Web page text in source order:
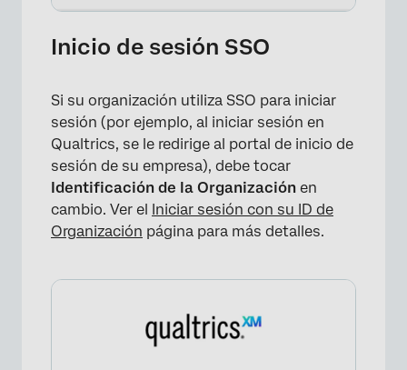
Inicio de sesión SSO
Si su organización utiliza SSO para iniciar
sesión (por ejemplo, al iniciar sesión en
Qualtrics, se le redirige al portal de inicio de
sesión de su empresa), debe tocar
Identificación de la Organización en
cambio. Ver el Iniciar sesión con su ID de
Organización página para más detalles.